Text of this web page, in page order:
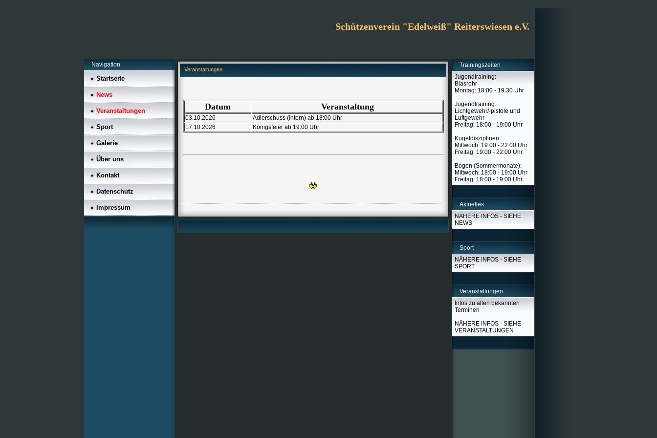
Schützenverein "Edelweiß" Reiterswiesen e.V.
Navigation
Startseite
News
Veranstaltungen
Sport
Galerie
Über uns
Kontakt
Datenschutz
Impressum
Veranstaltungen
Datum Veranstaltung
03.10.2026
Adlerschuss (intern) ab 18:00 Uhr
17.10.2026
Königsfeier ab 19:00 Uhr
Trainingszeiten
Jugendtraining:
Blasrohr
Montag: 18:00 - 19:30 Uhr
Jugendtraining:
Lichtgewehr/-pistole und
Luftgewehr
Freitag: 18:00 - 19:00 Uhr
Kugeldisziplinen:
Mittwoch: 19:00 - 22:00 Uhr
Freitag: 19:00 - 22:00 Uhr
Bogen (Sommermonate):
Mittwoch: 18:00 - 19:00 Uhr
Freitag: 18:00 - 19:00 Uhr
Aktuelles
NÄHERE INFOS - SIEHE
NEWS
Sport
NÄHERE INFOS - SIEHE
SPORT
Veranstaltungen
Infos zu allen bekannten
Terminen
NÄHERE INFOS - SIEHE
VERANSTALTUNGEN